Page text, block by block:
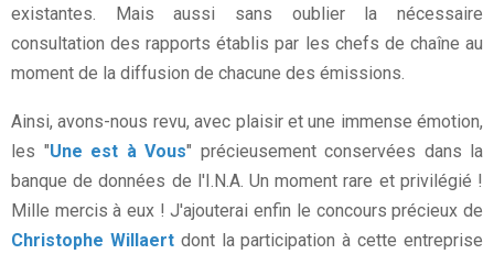
existantes. Mais aussi sans oublier la nécessaire
consultation des rapports établis par les chefs de chaîne au
moment de la diffusion de chacune des émissions.
Ainsi, avons-nous revu, avec plaisir et une immense émotion,
les "Une est à Vous" précieusement conservées dans la
banque de données de l'I.N.A. Un moment rare et privilégié !
Mille mercis à eux ! J'ajouterai enfin le concours précieux de
Christophe Willaertdont la participation à cette entreprise